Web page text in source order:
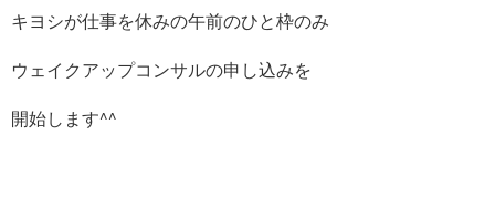
キヨシが仕事を休みの午前のひと枠のみ
ウェイクアップコンサルの申し込みを
開始します^^